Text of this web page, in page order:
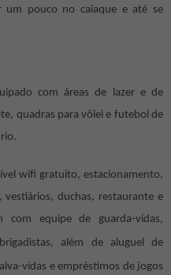
um pouco no caiaque e até se
com áreas de lazer e de
quadras para vôlei e futebol de
wifi gratuito, estacionamento,
vestiários, duchas, restaurante e
com equipe de guarda-vidas,
além de aluguel de
vidas e empréstimos de jogos